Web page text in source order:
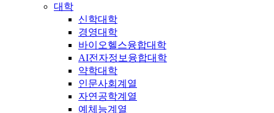
대학
신학대학
경영대학
바이오헬스융합대학
AI전자정보융합대학
약학대학
인문사회계열
자연공학계열
예체능계열